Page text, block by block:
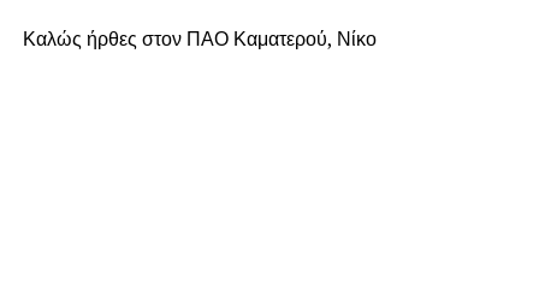
Καλώς ήρθες στον ΠΑΟ Καματερού, Νίκο